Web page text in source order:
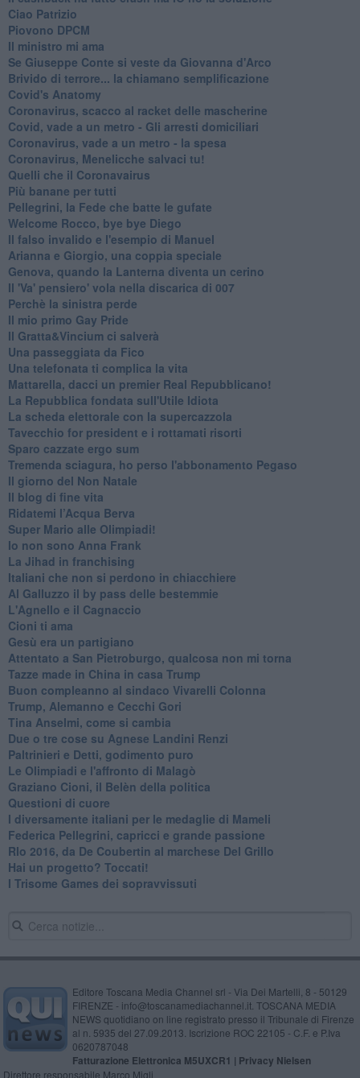
Ciao Patrizio
Piovono DPCM
Il ministro mi ama
Se Giuseppe Conte si veste da Giovanna d'Arco
Brivido di terrore... la chiamano semplificazione
Covid's Anatomy
Coronavirus, scacco al racket delle mascherine
Covid, vade a un metro - Gli arresti domiciliari
Coronavirus, vade a un metro - la spesa
Coronavirus, Menelicche salvaci tu!
Quelli che il Coronavairus
Più banane per tutti
Pellegrini, la Fede che batte le gufate
Welcome Rocco, bye bye Diego
Il falso invalido e l'esempio di Manuel
Arianna e Giorgio, una coppia speciale
Genova, quando la Lanterna diventa un cerino
Il 'Va' pensiero' vola nella discarica di 007
Perchè la sinistra perde
Il mio primo Gay Pride
Il Gratta&Vincium ci salverà
Una passeggiata da Fico
Una telefonata ti complica la vita
Mattarella, dacci un premier Real Repubblicano!
La Repubblica fondata sull'Utile Idiota
La scheda elettorale con la supercazzola
Tavecchio for president e i rottamati risorti
Sparo cazzate ergo sum
Tremenda sciagura, ho perso l'abbonamento Pegaso
Il giorno del Non Natale
Il blog di fine vita
​Ridatemi l’Acqua Berva
Super Mario alle Olimpiadi!
Io non sono Anna Frank
​La Jihad in franchising
Italiani che non si perdono in chiacchiere
Al Galluzzo il by pass delle bestemmie
L'Agnello e il Cagnaccio
Cioni ti ama
​Gesù era un partigiano
Attentato a San Pietroburgo, qualcosa non mi torna
Tazze made in China in casa Trump
Buon compleanno al sindaco Vivarelli Colonna
Trump, Alemanno e Cecchi Gori
Tina Anselmi, come si cambia
Due o tre cose su Agnese Landini Renzi
Paltrinieri e Detti, godimento puro
Le Olimpiadi e l'affronto di Malagò
Graziano Cioni, il Belèn della politica
Questioni di cuore
I diversamente italiani per le medaglie di Mameli
Federica Pellegrini, capricci e grande passione
RIo 2016, da De Coubertin al marchese Del Grillo
​Hai un progetto? Toccati!
​I Trisome Games dei sopravvissuti
Editore Toscana Media Channel srl - Via Dei Martelli, 8 - 50129
FIRENZE - info@toscanamediachannel.it. TOSCANA MEDIA
NEWS quotidiano on line registrato presso il Tribunale di Firenze
al n. 5935 del 27.09.2013. Iscrizione ROC 22105 - C.F. e P.Iva
0620787048
Fatturazione Elettronica M5UXCR1 | Privacy Nielsen
Direttore responsabile Marco Migli